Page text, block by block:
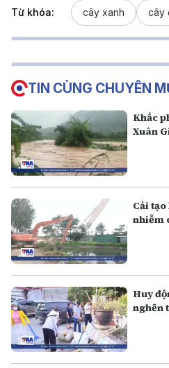
Từ khóa: cây xanh cây
TIN CÙNG CHUYÊN
Khắc
Xuân
Cải
nhiễm
Huy
nghẽn